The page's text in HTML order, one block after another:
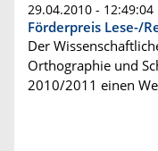
29.04.2010 - 12:49:04
Förderpreis Lese-/
Der
Orthographie und
2010/2011 einen